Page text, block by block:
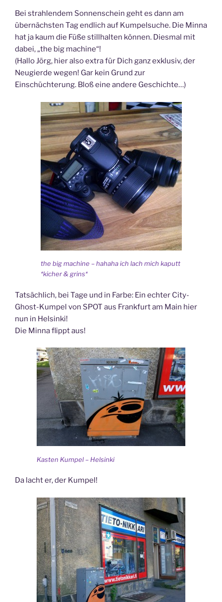
Bei strahlendem Sonnenschein geht es dann am
übernächsten Tag endlich auf Kumpelsuche. Die Minna
hat ja kaum die Füße stillhalten können. Diesmal mit
dabei, „the big machine“!
(Hallo Jörg, hier also extra für Dich ganz exklusiv, der
Neugierde wegen! Gar kein Grund zur
Einschüchterung. Bloß eine andere Geschichte…)
the big machine – hahaha ich lach mich kaputt
*kicher & grins*
Tatsächlich, bei Tage und in Farbe: Ein echter City-
Ghost-Kumpel von SPOT aus Frankfurt am Main hier
nun in Helsinki!
Die Minna flippt aus!
Kasten Kumpel – Helsinki
Da lacht er, der Kumpel!